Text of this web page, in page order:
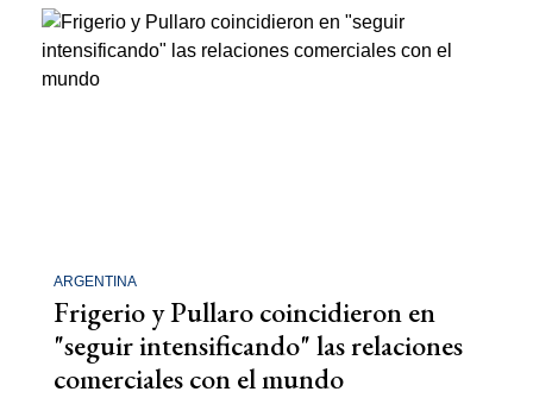
ARGENTINA
Frigerio y Pullaro coincidieron en
"seguir intensificando" las relaciones
comerciales con el mundo